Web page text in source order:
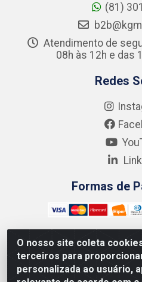
O nosso site coleta
terceiros para
personalizada ao usuário,
(81)
Atendimento de
08h às 12h e das
Redes
Formas de
Kgmlan Distribuidora LTDA -
Rua Pedro de Barros